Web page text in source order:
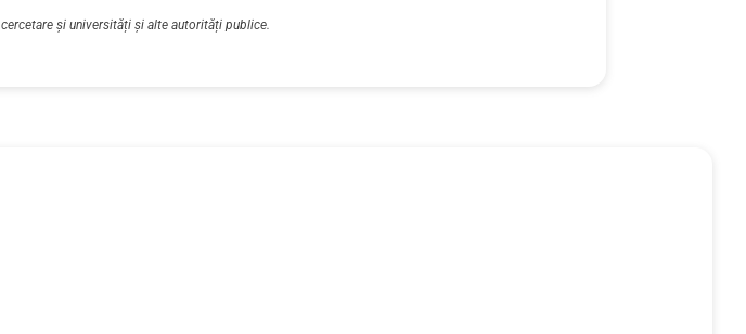
cercetare și universități și alte autorități publice.